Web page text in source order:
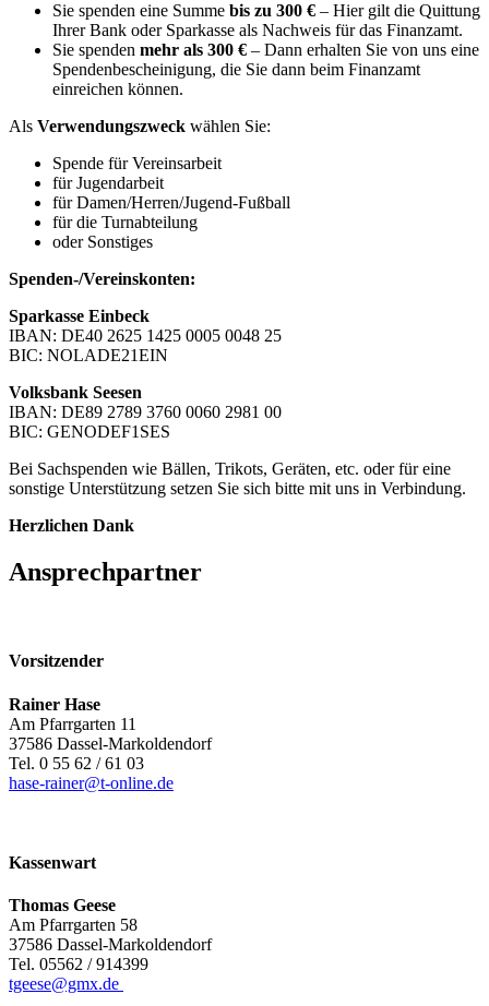
Sie spenden eine Summe bis zu 300 € – Hier gilt die Quittung
Ihrer Bank oder Sparkasse als Nachweis für das Finanzamt.
Sie spenden mehr als 300 € – Dann erhalten Sie von uns eine
Spendenbescheinigung, die Sie dann beim Finanzamt
einreichen können.
Als Verwendungszweck wählen Sie:
Spende für Vereinsarbeit
für Jugendarbeit
für Damen/Herren/Jugend-Fußball
für die Turnabteilung
oder Sonstiges
Spenden-/Vereinskonten:
Sparkasse Einbeck
IBAN: DE40 2625 1425 0005 0048 25
BIC: NOLADE21EIN
Volksbank Seesen
IBAN: DE89 2789 3760 0060 2981 00
BIC: GENODEF1SES
Bei Sachspenden wie Bällen, Trikots, Geräten, etc. oder für eine
sonstige Unterstützung setzen Sie sich bitte mit uns in Verbindung.
Herzlichen Dank
Ansprechpartner
Vorsitzender
Rainer Hase
Am Pfarrgarten 11
37586 Dassel-Markoldendorf
Tel. 0 55 62 / 61 03
hase-rainer@t-online.de
Kassenwart
Thomas Geese
Am Pfarrgarten 58
37586 Dassel-Markoldendorf
Tel. 05562 / 914399
tgeese@gmx.de